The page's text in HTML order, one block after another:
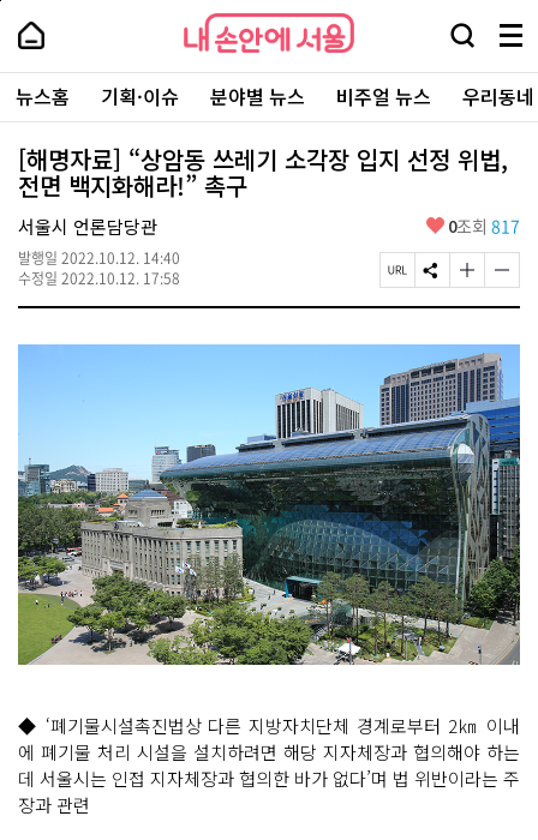
본
로
가
내
손
안
에
서
울
-
서
울
시
대
표
소
통
포
내
손
에
울
검
창
열
기
메
뉴
전
체
보
주
요
서
뉴스홈 기획·이슈 분야별 뉴스 비주얼 뉴스 우리동
[해명자료] “상암동 쓰레기 소각장 입지 선정 위법,
전면 백지화해라!” 촉구
서울시 언론담당관
발행일 2022.10.12. 14:40
수정일 2022.10.12. 17:58
좋
요
0조회 817
페
이
U
L
복
사
S
N
공
유
하
기
글
자
기
크
게
변
경
하
기
글
자
기
작
게
변
경
하
기
◆ ‘폐기물시설촉진법상 다른 지방자치단체 경계로부터 2㎞ 이내
에 폐기물 처리 시설을 설치하려면 해당 지자체장과 협의해야 하는
데 서울시는 인접 지자체장과 협의한 바가 없다’며 법 위반이라는 주
장과 관련
페
상
단
로